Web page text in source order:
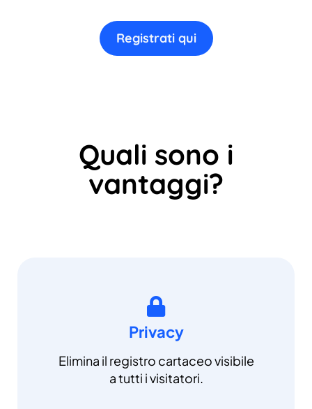
Registrati qui
Quali sono i
vantaggi?
Privacy
Elimina il registro cartaceo visibile
a tutti i visitatori.